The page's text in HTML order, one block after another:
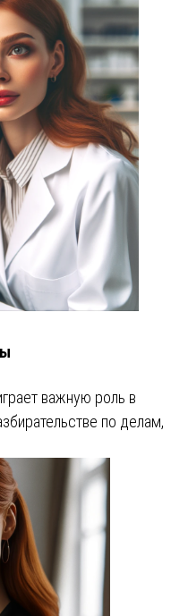
важную роль в
по делам,